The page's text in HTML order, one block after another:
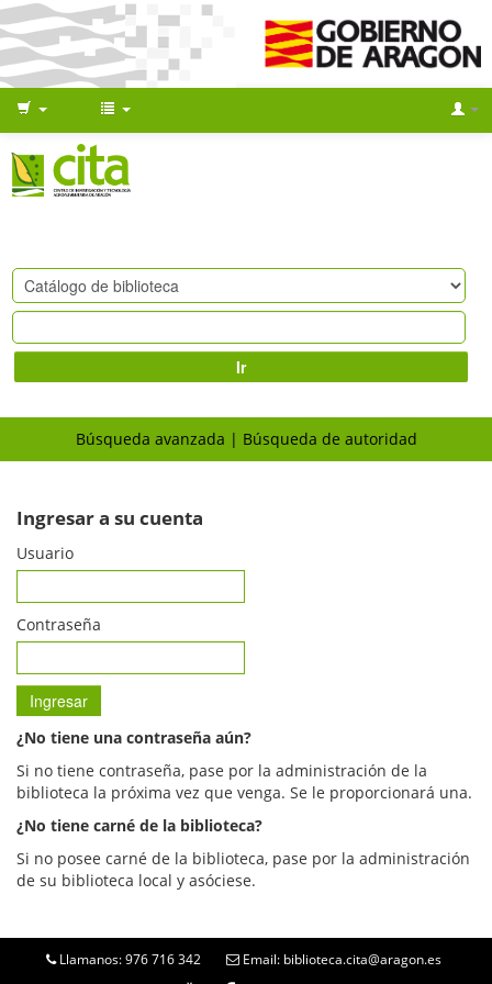
Ir
Búsqueda avanzada Búsqueda de autoridad
Ingresar a su cuenta
Usuario
Contraseña
¿No tiene una contraseña aún?
Si no tiene contraseña, pase por la administración de la
biblioteca la próxima vez que venga. Se le proporcionará una.
¿No tiene carné de la biblioteca?
Si no posee carné de la biblioteca, pase por la administración
de su biblioteca local y asóciese.
Llamanos: 976 716 342 Email: biblioteca.cita@aragon.es